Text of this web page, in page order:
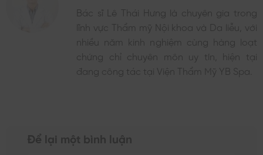
Bác sĩ Lê Thái Hưng là chuyên gia trong
lĩnh vực Thẩm mỹ Nội khoa và Da liễu, với
nhiều năm kinh nghiệm cùng hàng loạt
chứng chỉ chuyên môn uy tín, hiện tại
đang công tác tại Viện Thẩm Mỹ YB Spa.
Để lại một bình luận